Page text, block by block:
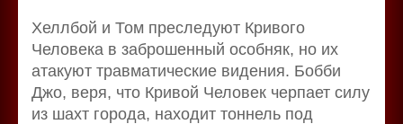
Хеллбой и Том преследуют Кривого
Человека в заброшенный особняк, но их
атакуют травматические видения. Бобби
Джо, веря, что Кривой Человек черпает силу
из шахт города, находит тоннель под